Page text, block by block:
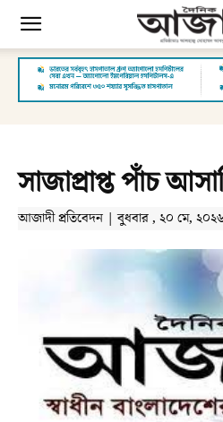
সাজাপ্রাপ্ত পাঁচ
আজাদী প্রতিবেদন | বুধবার , ২০ মে, ২০২৬